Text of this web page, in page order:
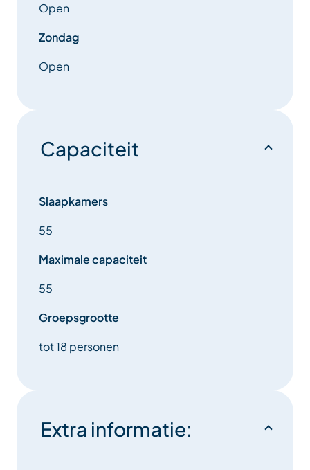
Open
Zondag
Open
Capaciteit
Slaapkamers
55
Maximale capaciteit
55
Groepsgrootte
tot 18 personen
Extra informatie: